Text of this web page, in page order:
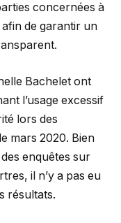
concernées à
afin de garantir un
Bachelet ont
l’usage excessif
lors des
mars 2020. Bien
enquêtes sur
il n’y a pas eu
résultats.